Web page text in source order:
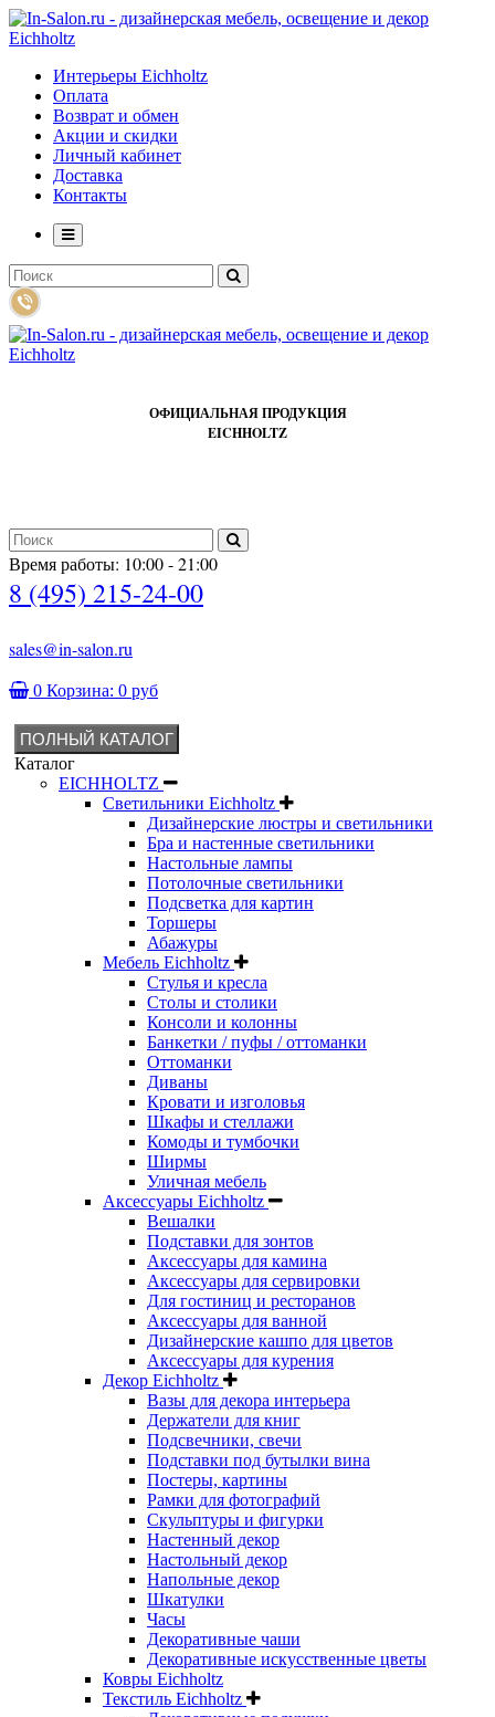
Интерьеры Eichholtz
Оплата
Возврат и обмен
Акции и скидки
Личный кабинет
Доставка
Контакты
ОФИЦИАЛЬНАЯ ПРОДУКЦИЯ
EICHHOLTZ
Время работы: 10:00 - 21:00
8 (495) 215-24-00
sales@in-salon.ru
0 Корзина: 0 руб
ПОЛНЫЙ КАТАЛОГ
Каталог
EICHHOLTZ
Светильники Eichholtz
Дизайнерские люстры и светильники
Бра и настенные светильники
Настольные лампы
Потолочные светильники
Подсветка для картин
Торшеры
Абажуры
Мебель Eichholtz
Стулья и кресла
Столы и столики
Консоли и колонны
Банкетки / пуфы / оттоманки
Оттоманки
Диваны
Кровати и изголовья
Шкафы и стеллажи
Комоды и тумбочки
Ширмы
Уличная мебель
Аксессуары Eichholtz
Вешалки
Подставки для зонтов
Аксессуары для камина
Аксессуары для сервировки
Для гостиниц и ресторанов
Аксессуары для ванной
Дизайнерские кашпо для цветов
Аксессуары для курения
Декор Eichholtz
Вазы для декора интерьера
Держатели для книг
Подсвечники, свечи
Подставки под бутылки вина
Постеры, картины
Рамки для фотографий
Скульптуры и фигурки
Настенный декор
Настольный декор
Напольные декор
Шкатулки
Часы
Декоративные чаши
Декоративные искусственные цветы
Ковры Eichholtz
Текстиль Eichholtz